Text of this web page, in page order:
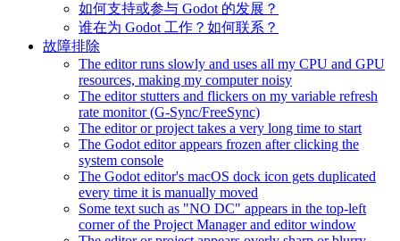
如何支持或参与 Godot 的发展？
谁在为 Godot 工作？如何联系？
故障排除
The editor runs slowly and uses all my CPU and GPU
resources, making my computer noisy
The editor stutters and flickers on my variable refresh
rate monitor (G-Sync/FreeSync)
The editor or project takes a very long time to start
The Godot editor appears frozen after clicking the
system console
The Godot editor's macOS dock icon gets duplicated
every time it is manually moved
Some text such as "NO DC" appears in the top-left
corner of the Project Manager and editor window